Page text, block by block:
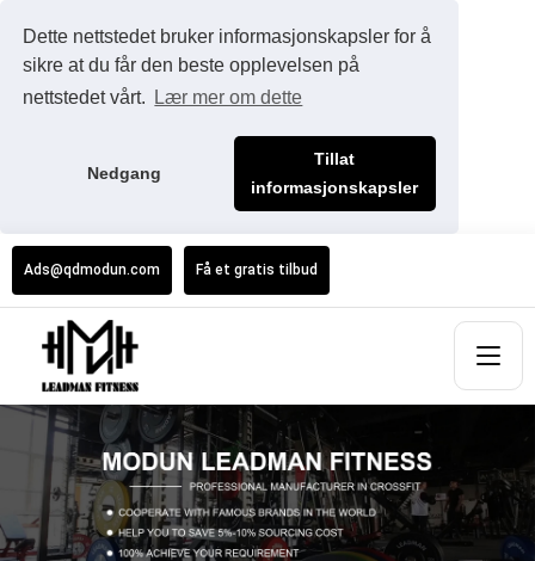
Dette nettstedet bruker informasjonskapsler for å
sikre at du får den beste opplevelsen på
nettstedet vårt.
Lær mer om dette
Nedgang
Tillat
informasjonskapsler
Ads@qdmodun.com Få et gratis tilbud